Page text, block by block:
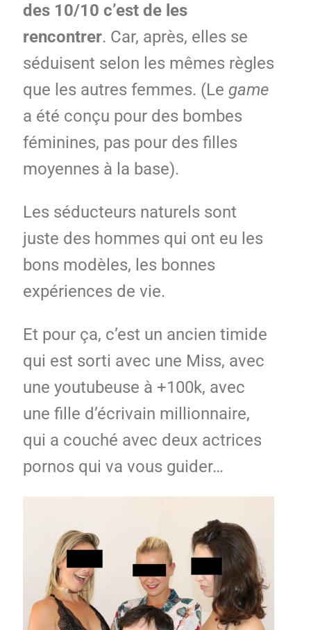
des 10/10 c’est de les
rencontrer. Car, après, elles se
séduisent selon les mêmes règles
que les autres femmes. (Le game
a été conçu pour des bombes
féminines, pas pour des filles
moyennes à la base).
Les séducteurs naturels sont
juste des hommes qui ont eu les
bons modèles, les bonnes
expériences de vie.
Et pour ça, c’est un ancien timide
qui est sorti avec une Miss, avec
une youtubeuse à +100k, avec
une fille d’écrivain millionnaire,
qui a couché avec deux actrices
pornos qui va vous guider…